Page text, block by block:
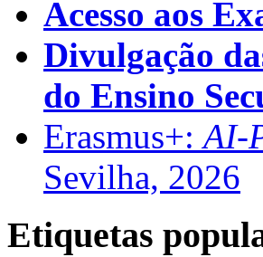
Acesso aos
Divulgação
do Ensino
Erasmus+: AI-
Sevilha, 2026
Etiquetas